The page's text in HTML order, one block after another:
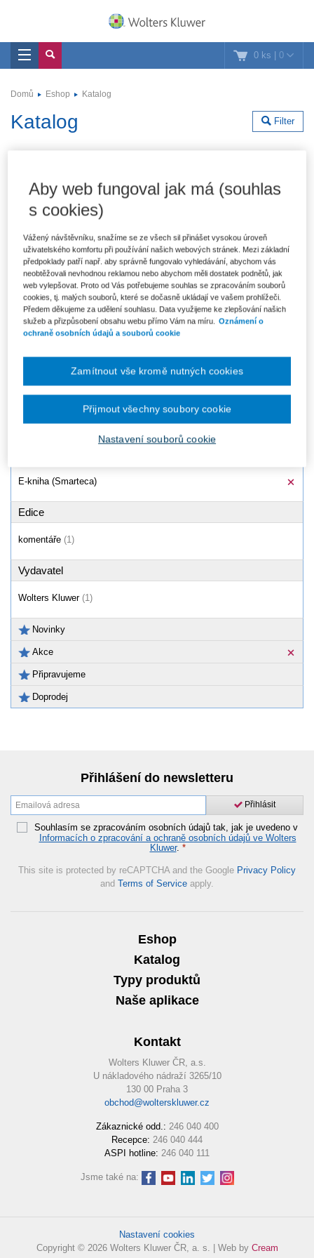
0 ks | 0
Domů Eshop Katalog
Filter
Katalog
Bohužel žádné nabídky nesplňují zvolená kritéria.
Zrušit filtr: Akce
Oblast
Právo(9)
Typ
Kniha(10)
E-kniha (Smarteca)
Edice
komentáře (1)
Vydavatel
Wolters Kluwer (1)
Novinky
Akce
Připravujeme
Doprodej
Přihlášení do newsletteru
Přihlásit
Souhlasím se zpracováním osobních údajů tak, jak je uvedeno v
Informacích o zpracování a ochraně osobních údajů ve Wolters
Kluwer. *
This site is protected by reCAPTCHA and the Google Privacy Policy
and Terms of Service apply.
Eshop
Katalog
Typy produktů
Naše aplikace
Kontakt
Wolters Kluwer ČR, a.s.
U nákladového nádraží 3265/10
130 00 Praha 3
obchod@wolterskluwer.cz
Zákaznické odd.: 246 040 400
Recepce: 246 040 444
ASPI hotline: 246 040 111
Jsme také na:
Nastavení cookies
Copyright © 2026 Wolters Kluwer ČR, a. s. | Web by Cream
Aby web fungoval jak má (souhlas
s cookies)
Vážený návštěvníku, snažíme se ze všech sil přinášet vysokou úroveň
uživatelského komfortu při používání našich webových stránek. Mezi základní
předpoklady patří např. aby správně fungovalo vyhledávání, abychom vás
neobtěžovali nevhodnou reklamou nebo abychom měli dostatek podnětů, jak
web vylepšovat. Proto od Vás potřebujeme souhlas se zpracováním souborů
cookies, tj. malých souborů, které se dočasně ukládají ve vašem prohlížeči.
Předem děkujeme za udělení souhlasu. Data využijeme ke zlepšování našich
služeb a přizpůsobení obsahu webu přímo Vám na míru.
Oznámení o
ochraně osobních údajů a souborů cookie
Nastavení souborů cookie
Zamítnout vše kromě nutných cookies
Přijmout všechny soubory cookie